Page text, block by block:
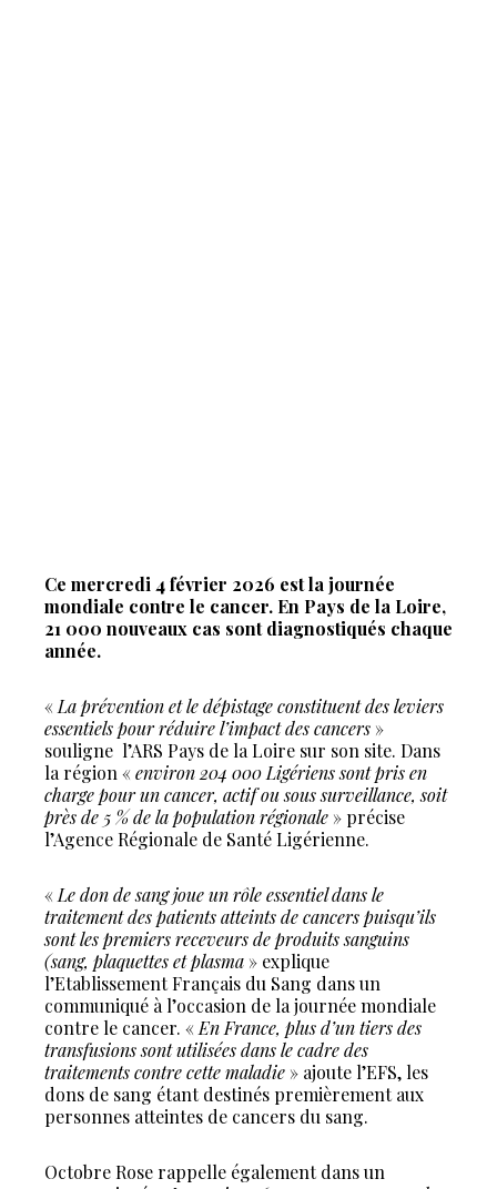
Ce mercredi 4 février 2026 est la journée
mondiale contre le cancer. En Pays de la Loire,
21 000 nouveaux cas sont diagnostiqués chaque
année.
« La prévention et le dépistage constituent des leviers
essentiels pour réduire l’impact des cancers »
souligne l’ARS Pays de la Loire sur son site. Dans
la région «environ 204 000 Ligériens sont pris en
charge pour un cancer, actif ou sous surveillance, soit
près de 5 % de la population régionale » précise
l’Agence Régionale de Santé Ligérienne.
« Le don de sang joue un rôle essentiel dans le
traitement des patients atteints de cancers puisqu’ils
sont les premiers receveurs de produits sanguins
(sang, plaquettes et plasma » explique
l’Etablissement Français du Sang dans un
communiqué à l’occasion de la journée mondiale
contre le cancer. « En France, plus d’un tiers des
transfusions sont utilisées dans le cadre des
traitements contre cette maladie » ajoute l’EFS, les
dons de sang étant destinés premièrement aux
personnes atteintes de cancers du sang.
Octobre Rose rappelle également dans un